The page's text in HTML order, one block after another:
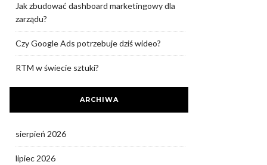
Jak zbudować dashboard marketingowy dla
zarządu?
Czy Google Ads potrzebuje dziś wideo?
RTM w świecie sztuki?
ARCHIWA
sierpień 2026
lipiec 2026